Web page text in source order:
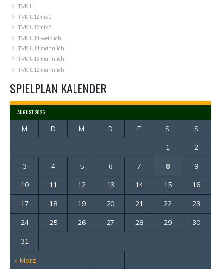
TVK II
TVK U12mix1
TVK U12mix2
TVK U14 weiblich
TVK U14 männlich
TVK U16 männlich
TVK U18 männlich
SPIELPLAN KALENDER
AUGUST 2026
M D M D F S S
« März
1 2
3 4 5 6 7 8 9
10 11 12 13 14 15 16
17 18 19 20 21 22 23
24 25 26 27 28 29 30
31